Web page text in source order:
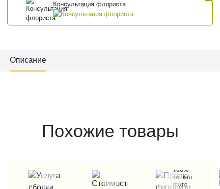
Консультация флориста
Описание
Похожие товары
100%
уникальные
фото